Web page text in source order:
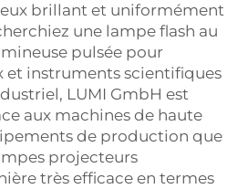
brillant et uniformément
une lampe flash au
pulsée pour
et instruments scientifiques
LUMI GmbH est
aux machines de haute
de production que
projecteurs
très efficace en termes